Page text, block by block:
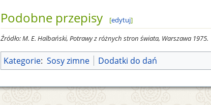
Podobne przepisy [edytuj]
Źródło: M. E. Halbański, Potrawy z różnych stron świata, Warszawa 1975.
Kategorie: Sosy zimne Dodatki do dań